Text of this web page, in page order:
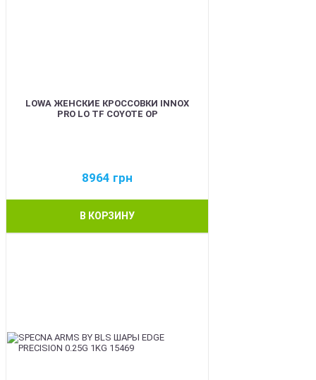
LOWA ЖЕНСКИЕ КРОССОВКИ INNOX
PRO LO TF COYOTE OP
8964 грн
В КОРЗИНУ